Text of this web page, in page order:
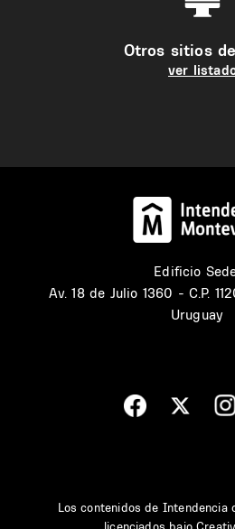
Otros sitios
ver
Edificio
Av. 18 de Julio 1360 - C.P.
Uruguay
Los contenidos de Intendencia